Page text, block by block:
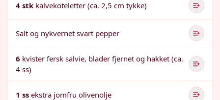
4 stk kalvekoteletter (ca. 2,5 cm tykke)
Salt og nykvernet svart pepper
6 kvister fersk salvie, blader fjernet og hakket (ca.
4 ss)
1 ss ekstra jomfru olivenolje